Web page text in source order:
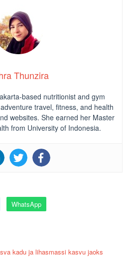
Thunzira
based nutritionist and gym
travel, fitness, and health
websites. She earned her Master
from University of Indonesia.
WhatsApp
kadu ja lihasmassi kasvu jaoks